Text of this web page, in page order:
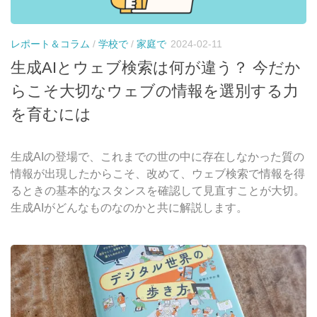
レポート＆コラム / 学校で / 家庭で 2024-02-11
生成AIとウェブ検索は何が違う？ 今だか
らこそ大切なウェブの情報を選別する力
を育むには
生成AIの登場で、これまでの世の中に存在しなかった質の
情報が出現したからこそ、改めて、ウェブ検索で情報を得
るときの基本的なスタンスを確認して見直すことが大切。
生成AIがどんなものなのかと共に解説します。